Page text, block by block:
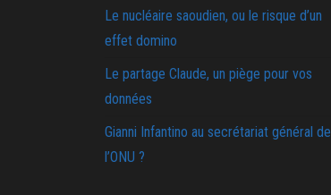
Le nucléaire saoudien, ou le risque d’un
effet domino
Le partage Claude, un piège pour vos
données
Gianni Infantino au secrétariat général de
l’ONU ?